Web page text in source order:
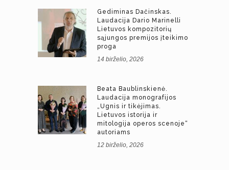
Gediminas Dačinskas.
Laudacija Dario Marinelli
Lietuvos kompozitorių
sąjungos premijos įteikimo
proga
14 birželio, 2026
Beata Baublinskienė.
Laudacija monografijos
„Ugnis ir tikėjimas.
Lietuvos istorija ir
mitologija operos scenoje“
autoriams
12 birželio, 2026